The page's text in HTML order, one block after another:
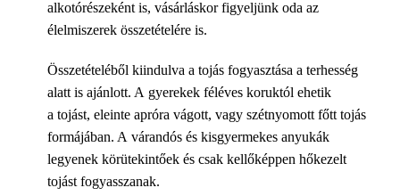
alkotórészeként is, vásárláskor figyeljünk oda az
élelmiszerek összetételére is.
Összetételéből kiindulva a tojás fogyasztása a terhesség
alatt is ajánlott. A gyerekek féléves koruktól ehetik
a tojást, eleinte apróra vágott, vagy szétnyomott főtt tojás
formájában. A várandós és kisgyermekes anyukák
legyenek körütekintőek és csak kellőképpen hőkezelt
tojást fogyasszanak.